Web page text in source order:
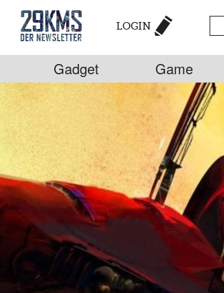
LOGIN
Gadget Game